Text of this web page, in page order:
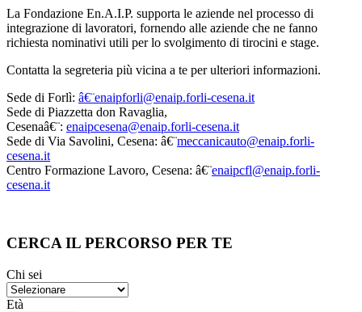
La Fondazione En.A.I.P. supporta le aziende nel processo di
integrazione di lavoratori, fornendo alle aziende che ne fanno
richiesta nominativi utili per lo svolgimento di tirocini e stage.
Contatta la segreteria più vicina a te per ulteriori informazioni.
Sede di Forlì: â€¨enaipforli@enaip.forli-cesena.it
Sede di Piazzetta don Ravaglia,
Cesenaâ€¨: enaipcesena@enaip.forli-cesena.it
Sede di Via Savolini, Cesena: â€¨meccanicauto@enaip.forli-
cesena.it
Centro Formazione Lavoro, Cesena: â€¨enaipcfl@enaip.forli-
cesena.it
CERCA IL PERCORSO PER TE
Chi sei
Età